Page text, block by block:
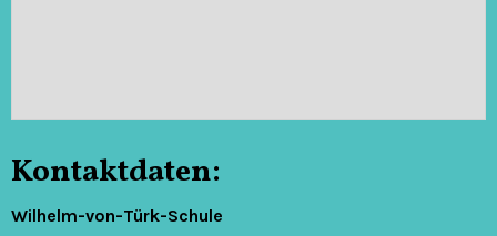
Kontaktdaten:
Wilhelm-von-Türk-Schule